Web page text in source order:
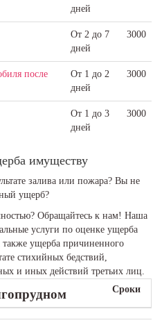
дней
От 2 до 7
дней
3000
после
От 1 до 2
дней
3000
От 1 до 3
дней
3000
имуществу
залива или пожара? Вы не
ущерб?
Обращайтесь к нам! Наша
услуги по оценке ущерба
ущерба причиненного
стихийных бедствий,
и иных действий третьих лиц.
Сроки